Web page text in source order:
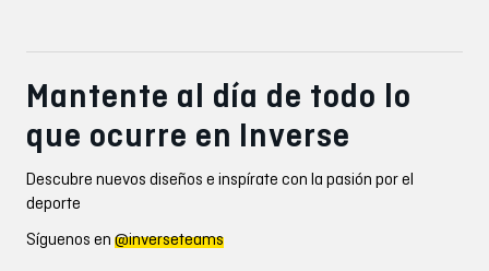
Mantente al día de todo lo
que ocurre en Inverse
Descubre nuevos diseños e inspírate con la pasión por el
deporte
Síguenos en @inverseteams